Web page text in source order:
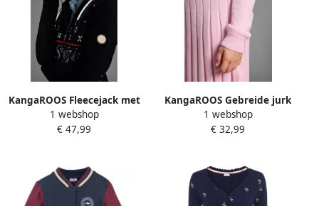
KangaROOS Fleecejack met
noors patroon en capuchon
1 webshop
€ 47,99
KangaROOS Gebreide jurk
met plooirok Schattige
gebreide jurk met
1 webshop
€ 32,99